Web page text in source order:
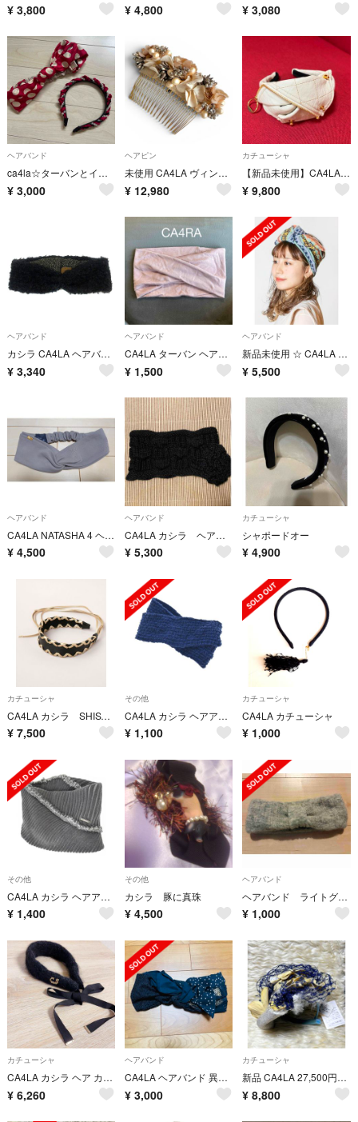
¥ 3,800 ¥ 4,800 ¥ 3,080
ヘアバンド
ca4la☆ターバンとインポートカチューシャセット
¥ 3,000
ヘアピン
未使用 CA4LA ヴィンテージ風 フラワー ヘアアクセサリー カシラ
¥ 12,980
カチューシャ
【新品未使用】CA4LA 白カチューシャ
¥ 9,800
ヘアバンド
カシラ CA4LA ヘアバンド ニット モヘヤ混 黒 ブラック /MN
¥ 3,340
ヘアバンド
CA4LA ターバン ヘアバンド
¥ 1,500
ヘアバンド
新品未使用 ☆ CA4LA ヘアバンド ☆ ターバン グリーン ブルー カシラ
¥ 5,500
ヘアバンド
CA4LA NATASHA 4 ヘアバンド カシラ カチューシャ
¥ 4,500
ヘアバンド
CA4LA カシラ ヘアバンド ヘッドバンド ニット モヘヤ混 ブラック
¥ 5,300
カチューシャ
シャポードオー
¥ 4,900
カチューシャ
CA4LA カシラ SHISY カチューシャ 本革 レザー ブラック ゴールド
¥ 7,500
その他
CA4LA カシラ ヘアアクセサリー 青 【古着】【中古】【送料無料】
¥ 1,100
カチューシャ
CA4LA カチューシャ
¥ 1,000
その他
CA4LA カシラ ヘアアクセサリー グレー 【古着】【中古】【送料無料】
¥ 1,400
その他
カシラ 豚に真珠
¥ 4,500
ヘアバンド
ヘアバンド ライトグレー CA4LA
¥ 1,000
カチューシャ
CA4LA カシラ ヘア カチューシャ リボン ウール 黒 ロゴ チャーム
¥ 6,260
ヘアバンド
CA4LA ヘアバンド 異素材MIX ブラック
¥ 3,000
カチューシャ
新品 CA4LA 27,500円カチューシャ 和装洋装ヘッドドレス バラ色の帽子
¥ 8,800